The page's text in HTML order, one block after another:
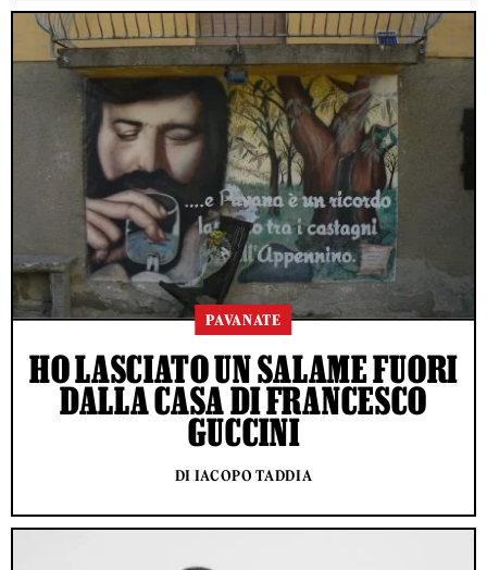
PAVANATE
HO LASCIATO UN SALAME FUORI
DALLA CASA DI FRANCESCO
GUCCINI
DI IACOPO TADDIA